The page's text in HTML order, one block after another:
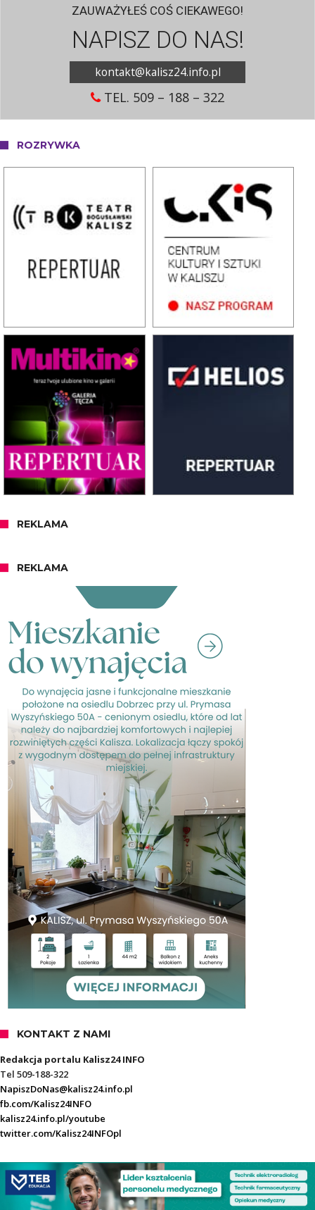
ZAUWAŻYŁEŚ COŚ CIEKAWEGO!
NAPISZ DO NAS!
kontakt@kalisz24.info.pl
TEL. 509 – 188 – 322
ROZRYWKA
REKLAMA
REKLAMA
KONTAKT Z NAMI
Redakcja portalu Kalisz24 INFO
Tel 509-188-322
NapiszDoNas@kalisz24.info.pl
fb.com/Kalisz24INFO
kalisz24.info.pl/youtube
twitter.com/Kalisz24INFOpl